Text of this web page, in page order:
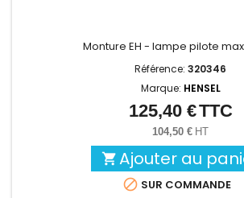
Monture EH - lampe pilote
Référence: 320346
Marque: HENSEL
Prix
125,40 €TTC
104,50 € HT
 Ajouter au
 SUR COMMANDE